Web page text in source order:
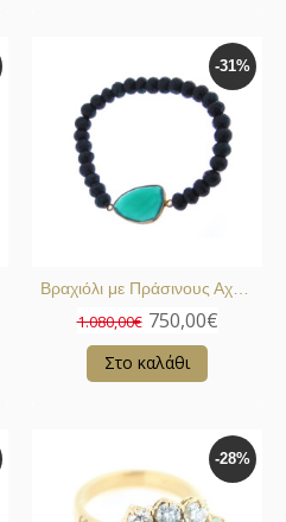
-31%
1.080,00€ 750,00€
Στο καλάθι
-28%